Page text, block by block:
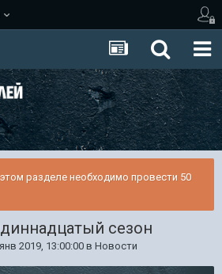
разделе необходимо провести 50
сезон
2019, 13:00:00 в Новости